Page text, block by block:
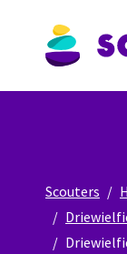
Scouters